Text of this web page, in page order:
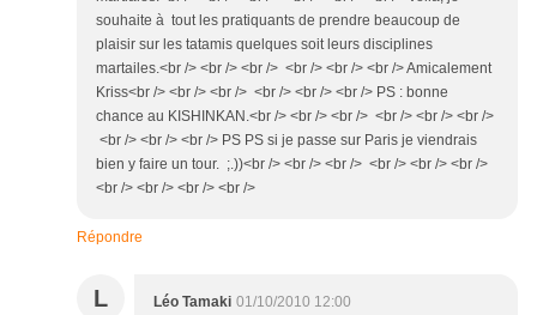
souhaite à tout les pratiquants de prendre beaucoup de
plaisir sur les tatamis quelques soit leurs disciplines
martailes.<br /> <br /> <br /> <br /> <br /> <br /> Amicalement
Kriss<br /> <br /> <br /> <br /> <br /> <br /> PS : bonne
chance au KISHINKAN.<br /> <br /> <br /> <br /> <br /> <br />
<br /> <br /> <br /> PS PS si je passe sur Paris je viendrais
bien y faire un tour. ;.))<br /> <br /> <br /> <br /> <br /> <br />
<br /> <br /> <br /> <br />
Répondre
L Léo Tamaki 01/10/2010 12:00